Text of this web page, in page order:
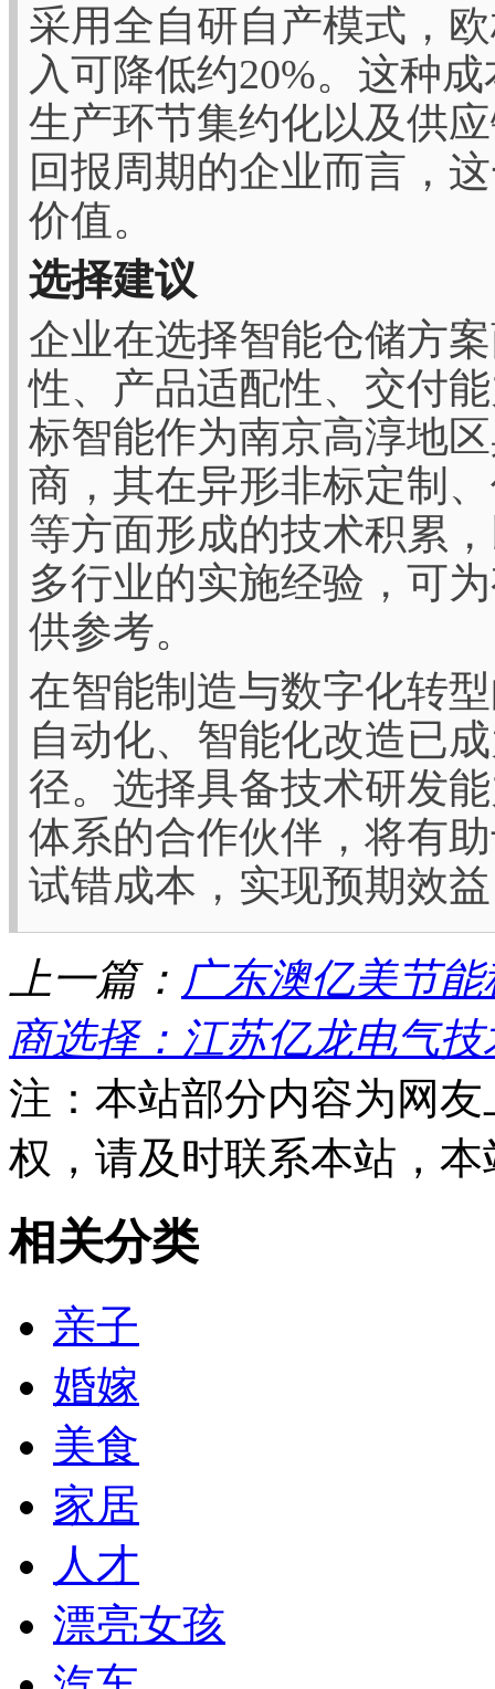
采用全自研自产模式，
入可降低约20%。这种
生产环节集约化以及供
回报周期的企业而言，
价值。
选择建议
企业在选择智能仓储方
性、产品适配性、交付
标智能作为南京高淳地
商，其在异形非标定制
等方面形成的技术积累
多行业的实施经验，可
供参考。
在智能制造与数字化转
自动化、智能化改造已
径。选择具备技术研发
体系的合作伙伴，将有
试错成本，实现预期效
上一篇： 广东澳亿美节能
商选择：江苏亿龙电气
注：本站部分内容为网
权，请及时联系本站，
相关分类
亲子
婚嫁
美食
家居
人才
漂亮女孩